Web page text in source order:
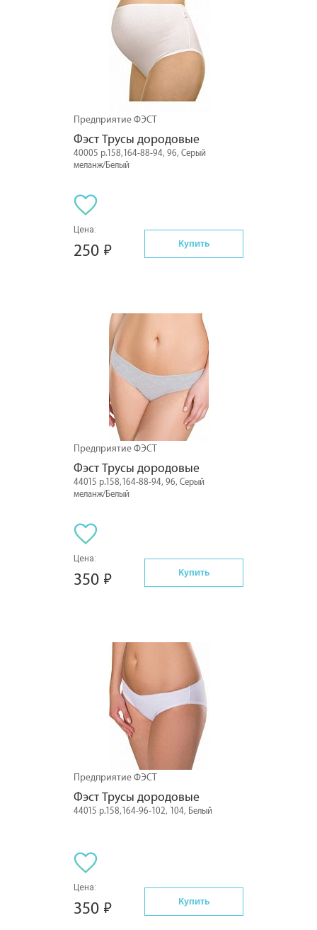
Предприятие ФЭСТ
Фэст Трусы дородовые
40005 р.158,164-88-94, 96, Серый
меланж/Белый
Цена:
250 Купить
Предприятие ФЭСТ
Фэст Трусы дородовые
44015 р.158,164-88-94, 96, Серый
меланж/Белый
Цена:
350 Купить
Предприятие ФЭСТ
Фэст Трусы дородовые
44015 р.158,164-96-102, 104, Белый
Цена:
350 Купить